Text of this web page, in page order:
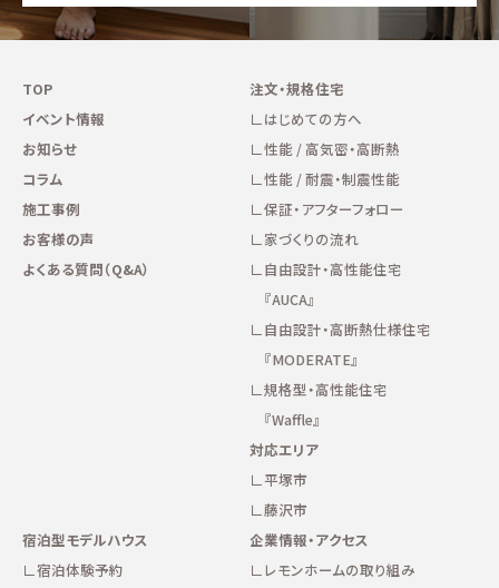
TOP
イベント情報
お知らせ
コラム
施工事例
お客様の声
よくある質問（Q&A）
注文・規格住宅
はじめての方へ
性能 / 高気密・高断熱
性能 / 耐震・制震性能
保証・アフターフォロー
家づくりの流れ
自由設計・高性能住宅
『AUCA』
自由設計・高断熱仕様住宅
『MODERATE』
規格型・高性能住宅
『Waffle』
対応エリア
平塚市
藤沢市
宿泊型モデルハウス
宿泊体験予約
企業情報・アクセス
レモンホームの取り組み